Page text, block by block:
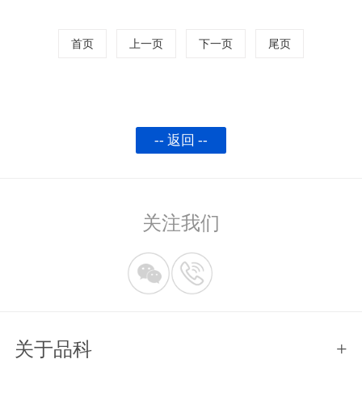
首页 上一页 下一页 尾页
-- 返回 --
关注我们
+
关于品科